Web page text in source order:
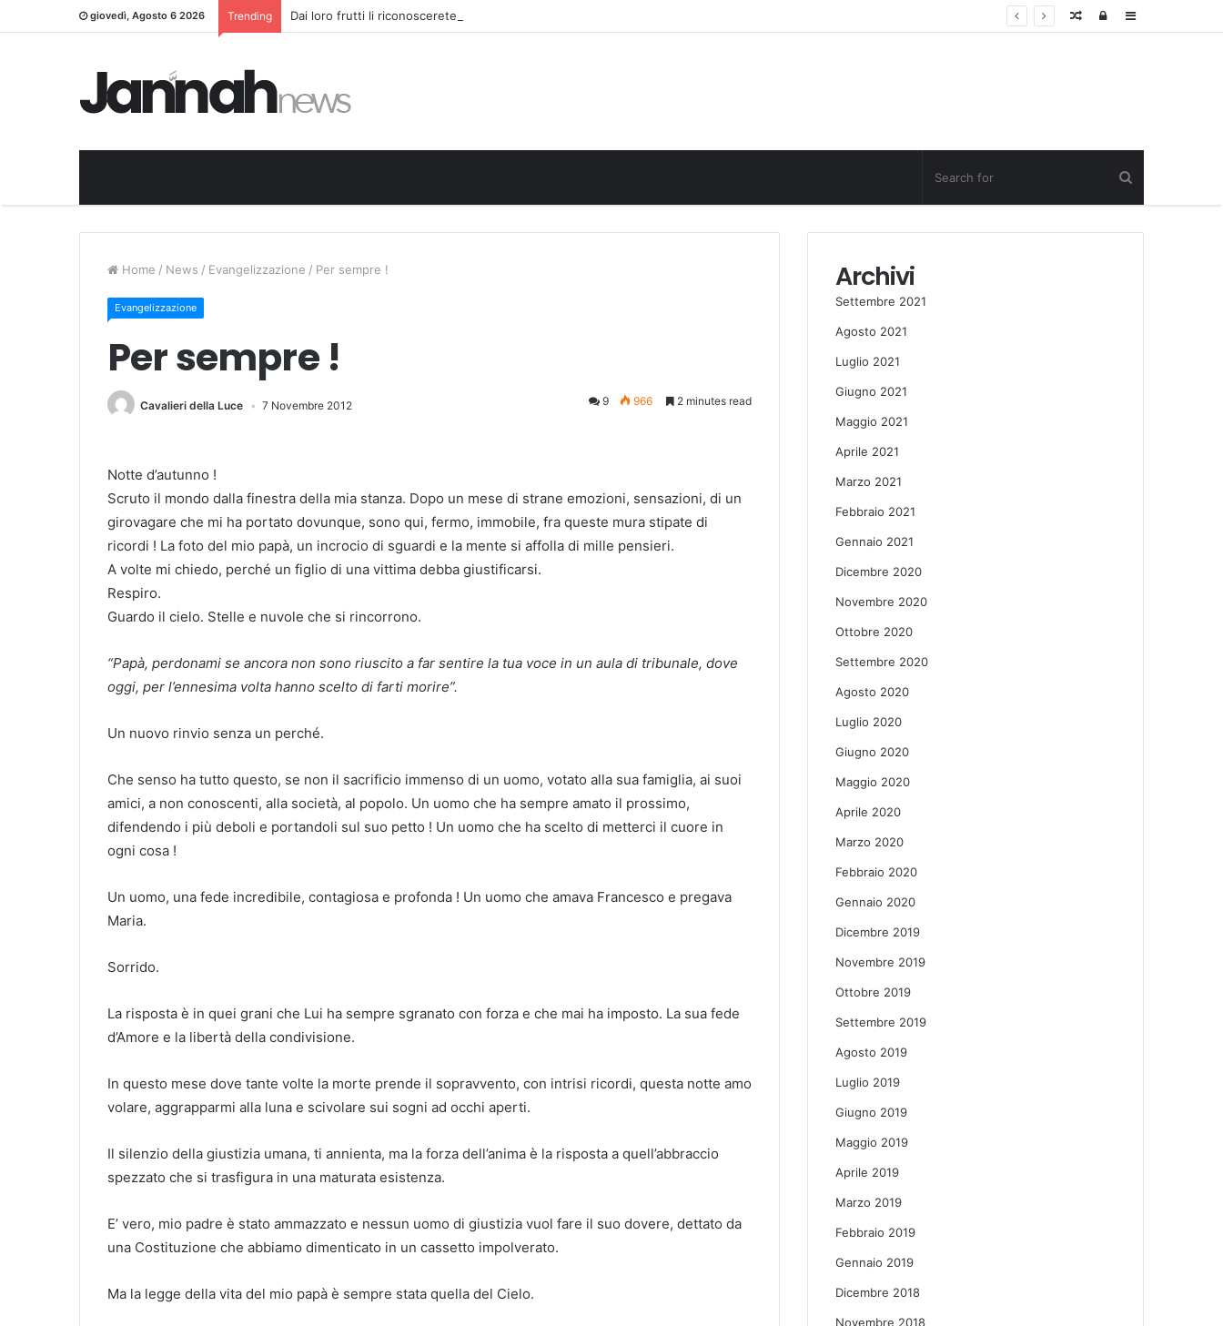
giovedì, Agosto 6 2026 Trending Dai loro frutti li riconoscerete Sidebar
Log
Random
Home / News / Evangelizzazione / Per sempre !
Evangelizzazione
Per sempre !
Cavalieri della Luce 7 Novembre 2012 9 966 2 minutes read
Notte d’autunno !
Scruto il mondo dalla finestra della mia stanza. Dopo un mese di strane emozioni, sensazioni, di un
girovagare che mi ha portato dovunque, sono qui, fermo, immobile, fra queste mura stipate di
ricordi ! La foto del mio papà, un incrocio di sguardi e la mente si affolla di mille pensieri.
A volte mi chiedo, perché un figlio di una vittima debba giustificarsi.
Respiro.
Guardo il cielo. Stelle e nuvole che si rincorrono.
“Papà, perdonami se ancora non sono riuscito a far sentire la tua voce in un aula di tribunale, dove
oggi, per l’ennesima volta hanno scelto di farti morire”.
Un nuovo rinvio senza un perché.
Che senso ha tutto questo, se non il sacrificio immenso di un uomo, votato alla sua famiglia, ai suoi
amici, a non conoscenti, alla società, al popolo. Un uomo che ha sempre amato il prossimo,
difendendo i più deboli e portandoli sul suo petto ! Un uomo che ha scelto di metterci il cuore in
ogni cosa !
Un uomo, una fede incredibile, contagiosa e profonda ! Un uomo che amava Francesco e pregava
Maria.
Sorrido.
La risposta è in quei grani che Lui ha sempre sgranato con forza e che mai ha imposto. La sua fede
d’Amore e la libertà della condivisione.
In questo mese dove tante volte la morte prende il sopravvento, con intrisi ricordi, questa notte amo
volare, aggrapparmi alla luna e scivolare sui sogni ad occhi aperti.
Il silenzio della giustizia umana, ti annienta, ma la forza dell’anima è la risposta a quell’abbraccio
spezzato che si trasfigura in una maturata esistenza.
E’ vero, mio padre è stato ammazzato e nessun uomo di giustizia vuol fare il suo dovere, dettato da
una Costituzione che abbiamo dimenticato in un cassetto impolverato.
Ma la legge della vita del mio papà è sempre stata quella del Cielo.
Archivi
Settembre 2021
Agosto 2021
Luglio 2021
Giugno 2021
Maggio 2021
Aprile 2021
Marzo 2021
Febbraio 2021
Gennaio 2021
Dicembre 2020
Novembre 2020
Ottobre 2020
Settembre 2020
Agosto 2020
Luglio 2020
Giugno 2020
Maggio 2020
Aprile 2020
Marzo 2020
Febbraio 2020
Gennaio 2020
Dicembre 2019
Novembre 2019
Ottobre 2019
Settembre 2019
Agosto 2019
Luglio 2019
Giugno 2019
Maggio 2019
Aprile 2019
Marzo 2019
Febbraio 2019
Gennaio 2019
Dicembre 2018
Novembre 2018